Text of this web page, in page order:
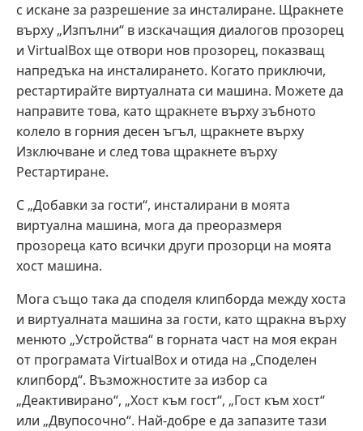
с искане за разрешение за инсталиране. Щракнете
върху „Изпълни“ в изскачащия диалогов прозорец
и VirtualBox ще отвори нов прозорец, показващ
напредъка на инсталирането. Когато приключи,
рестартирайте виртуалната си машина. Можете да
направите това, като щракнете върху зъбното
колело в горния десен ъгъл, щракнете върху
Изключване и след това щракнете върху
Рестартиране.
С „Добавки за гости“, инсталирани в моята
виртуална машина, мога да преоразмеря
прозореца като всички други прозорци на моята
хост машина.
Мога също така да споделя клипборда между хоста
и виртуалната машина за гости, като щракна върху
менюто „Устройства“ в горната част на моя екран
от програмата VirtualBox и отида на „Споделен
клипборд“. Възможностите за избор са
„Деактивирано“, „Хост към гост“, „Гост към хост“
или „Двупосочно“. Най-добре е да запазите тази